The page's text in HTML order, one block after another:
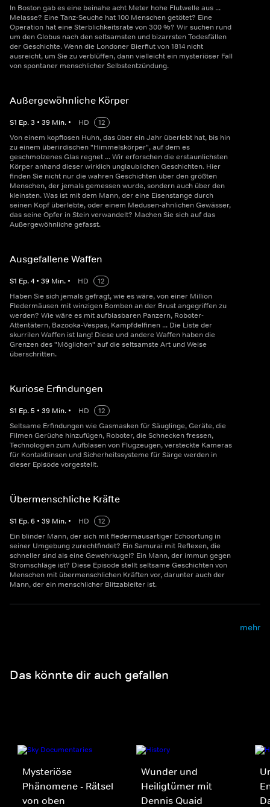
In Boston gab es eine beinahe acht Meter hohe Flutwelle aus ...
Melasse? Eine Tanz-Seuche hat 100 Menschen getötet? Eine
Operation hat eine Sterblichkeitsrate von 300 %? Wir suchen rund
um den Globus nach den seltsamsten und bizarrsten Todesfällen
der Geschichte. Wenn die Londoner Bierflut von 1814 nicht
ausreicht, um Sie zu verblüffen, dann vielleicht ein mysteriöser Fall
von spontaner menschlicher Selbstentzündung.
Außergewöhnliche Körper
S1 Ep.3 • 39 Min. • HD
12
Von einem kopflosen Huhn, das über ein Jahr überlebt hat, bis hin
zu einem überirdischen "Himmelskörper", auf dem es
geschmolzenes Glas regnet ... Wir erforschen die erstaunlichsten
Körper anhand dieser wirklich unglaublichen Geschichten. Hier
finden Sie nicht nur die wahren Geschichten über den größten
Menschen, der jemals gemessen wurde, sondern auch über den
kleinsten. Was ist mit dem Mann, der eine Eisenstange durch
seinen Kopf überlebte, oder einem Medusen-ähnlichen Gewässer,
das seine Opfer in Stein verwandelt? Machen Sie sich auf das
Außergewöhnliche gefasst.
Ausgefallene Waffen
S1 Ep.4 • 39 Min. • HD
12
Haben Sie sich jemals gefragt, wie es wäre, von einer Million
Fledermäusen mit winzigen Bomben an der Brust angegriffen zu
werden? Wie wäre es mit aufblasbaren Panzern, Roboter-
Attentätern, Bazooka-Vespas, Kampfdelfinen ... Die Liste der
skurrilen Waffen ist lang! Diese und andere Waffen haben die
Grenzen des "Möglichen" auf die seltsamste Art und Weise
überschritten.
Kuriose Erfindungen
S1 Ep.5 • 39 Min. • HD
12
Seltsame Erfindungen wie Gasmasken für Säuglinge, Geräte, die
Filmen Gerüche hinzufügen, Roboter, die Schnecken fressen,
Technologien zum Aufblasen von Flugzeugen, versteckte Kameras
für Kontaktlinsen und Sicherheitssysteme für Särge werden in
dieser Episode vorgestellt.
Übermenschliche Kräfte
S1 Ep.6 • 39 Min. • HD
12
Ein blinder Mann, der sich mit fledermausartiger Echoortung in
seiner Umgebung zurechtfindet? Ein Samurai mit Reflexen, die
schneller sind als eine Gewehrkugel? Ein Mann, der immun gegen
Stromschläge ist? Diese Episode stellt seltsame Geschichten von
Menschen mit übermenschlichen Kräften vor, darunter auch der
Mann, der ein menschlicher Blitzableiter ist.
mehr
Das könnte dir auch gefallen
Mysteriöse
Phänomene - Rätsel
von oben
Wunder und
Heiligtümer mit
Dennis Quaid